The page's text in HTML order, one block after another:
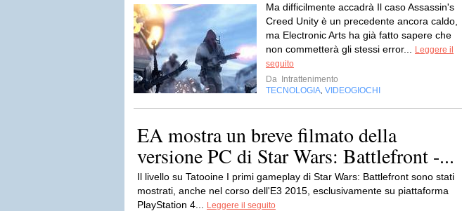
Ma difficilmente accadrà Il caso Assassin's
Creed Unity è un precedente ancora caldo,
ma Electronic Arts ha già fatto sapere che
non commetterà gli stessi error...
Leggere il
seguito
Da
Intrattenimento
TECNOLOGIA VIDEOGIOCHI
EA mostra un breve filmato della
versione PC di Star Wars: Battlefront -...
Il livello su Tatooine I primi gameplay di Star Wars: Battlefront sono stati
mostrati, anche nel corso dell'E3 2015, esclusivamente su piattaforma
PlayStation 4...
Leggere il seguito